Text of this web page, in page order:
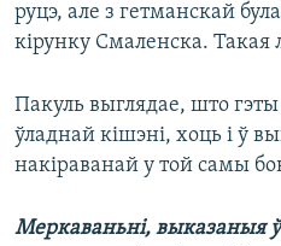
руцэ, але з гетманскай
кірунку Смаленска. Такая
Пакуль выглядае, што
ўладнай кішэні, хоць і ў
накіраванай у той самы
Меркаваньні, выказаныя